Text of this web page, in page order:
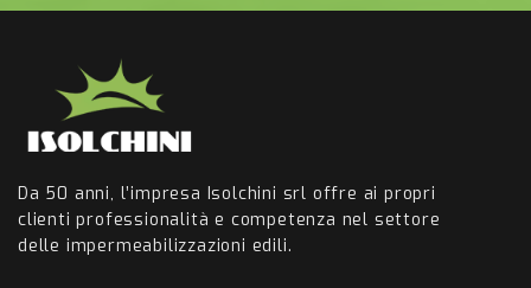
Da 50 anni, l’impresa Isolchini srl offre ai propri
clienti professionalità e competenza nel settore
delle impermeabilizzazioni edili.